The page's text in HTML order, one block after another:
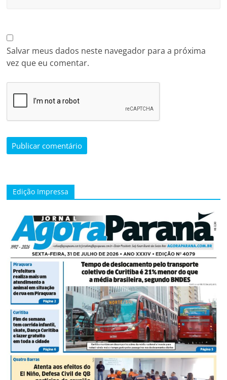
Salvar meus dados neste navegador para a próxima
vez que eu comentar.
Edição Impressa